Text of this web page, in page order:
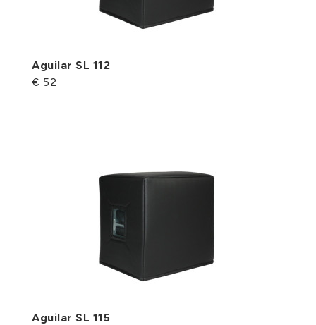
Aguilar SL 112
€ 52
Aguilar SL 115